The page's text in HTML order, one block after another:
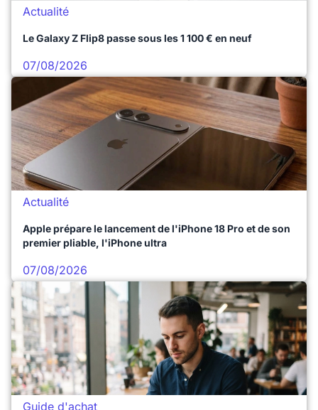
Actualité
Le Galaxy Z Flip8 passe sous les 1 100 € en neuf
07/08/2026
Actualité
Apple prépare le lancement de l'iPhone 18 Pro et de son
premier pliable, l'iPhone ultra
07/08/2026
Guide d'achat